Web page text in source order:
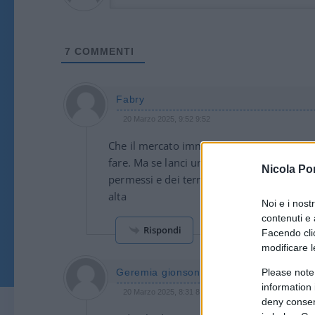
Nicola
Noi e i
contenuti e
Facendo
modificare
Please
information
deny
7 COMMENTI
Fabry
20 Marzo 2025, 9:52 9:52
Che il mercato immobiliare sia in bolla lo
fare. Ma se lanci un treno a grande
permessi e dei terreni e arrivando ai
alta
Rispondi
Geremia gionson
20 Marzo 2025, 8:31 8:31